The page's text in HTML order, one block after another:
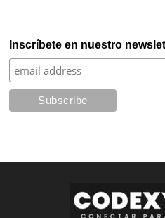
Inscríbete en nuestro